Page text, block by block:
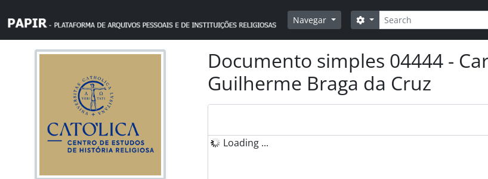
Navegar
Pesquisar
Opções de busca
Documento simples 04444 -
Guilherme Braga da Cruz
Loading ...